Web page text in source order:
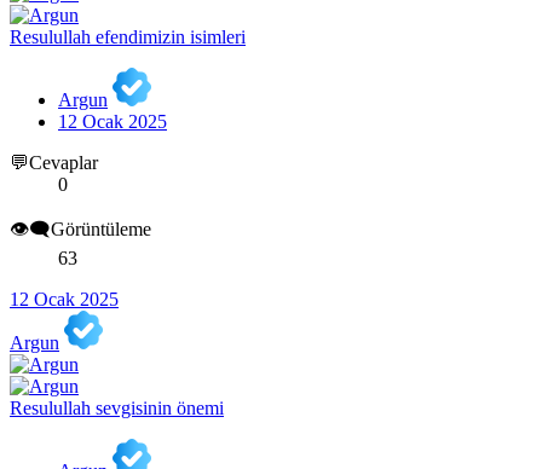
Resulullah efendimizin isimleri
Argun
12 Ocak 2025
💬Cevaplar
0
👁️‍🗨️Görüntüleme
63
12 Ocak 2025
Argun
Resulullah sevgisinin önemi